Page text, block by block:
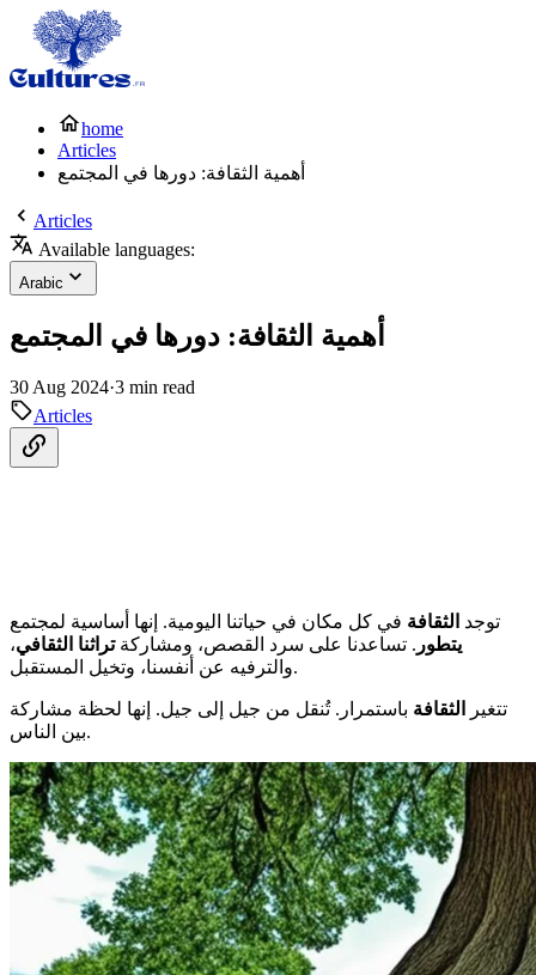
home
Articles
أهمية الثقافة: دورها في المجتمع
Articles
Available languages:
Arabic
أهمية الثقافة: دورها في المجتمع
30 Aug 2024·3 min read
Articles
توجد الثقافة في كل مكان في حياتنا اليومية. إنها أساسية لمجتمع
يتطور . تساعدنا على سرد القصص، ومشاركةتراثنا الثقافي،
والترفيه عن أنفسنا، وتخيل المستقبل.
تتغير الثقافة باستمرار. تُنقل من جيل إلى جيل. إنها لحظة مشاركة
بين الناس.